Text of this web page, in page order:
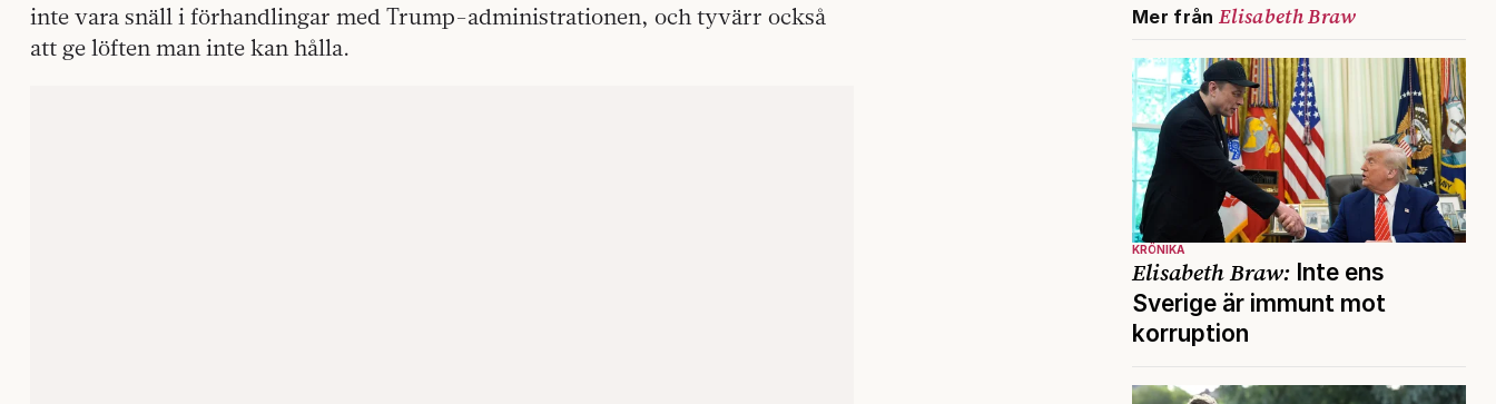
inte vara snäll i förhandlingar med Trump-administrationen, och tyvärr också
att ge löften man inte kan hålla.
Mer från Elisabeth Braw
KRÖNIKA
Elisabeth Braw: Inte ens
Sverige är immunt mot
korruption